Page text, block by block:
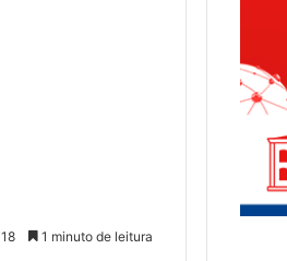
18 1 minuto de leitura